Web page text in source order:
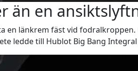
än en
en länkrem fäst vid
ledde till Hublot Big Bang